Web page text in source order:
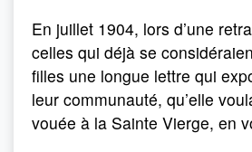
En juillet 1904, lors d’une
celles qui déjà se
filles une longue lettre qui
leur communauté, qu’elle
vouée à la Sainte Vierge, en